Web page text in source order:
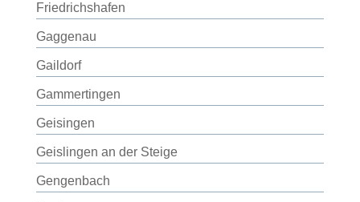
Friedrichshafen
Gaggenau
Gaildorf
Gammertingen
Geisingen
Geislingen an der Steige
Gengenbach